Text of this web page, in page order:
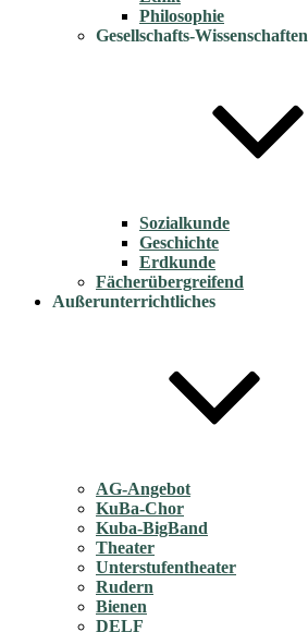
Philosophie
Gesellschafts-Wissenschaften
Sozialkunde
Geschichte
Erdkunde
Fächerübergreifend
Außerunterrichtliches
AG-Angebot
KuBa-Chor
Kuba-BigBand
Theater
Unterstufentheater
Rudern
Bienen
DELF